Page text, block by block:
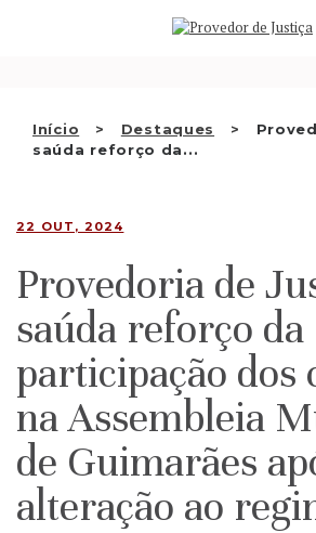
Início Destaques
saúda reforço da...
QUEM SOMOS
RECOMENDAÇÕES E
DECISÕES
PT
22 OUT, 2024
Provedoria de
saúda reforço da
participação dos
na Assembleia
de Guimarães
alteração ao